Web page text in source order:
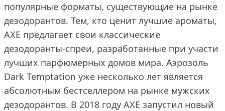
популярные форматы, существующие на рынке
дезодорантов. Тем, кто ценит лучшие ароматы,
AXE предлагает свои классические
дезодоранты-спреи, разработанные при участи
лучших парфюмерных домов мира. Аэрозоль
Dark Temptation уже несколько лет является
абсолютным бестселлером на рынке мужских
дезодорантов. В 2018 году AXE запустил новый